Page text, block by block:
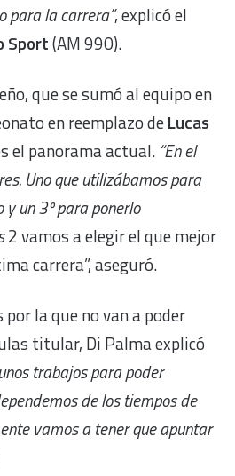
para la carrera”, explicó el
Sport(AM 990).
que se sumó al equipo en
en reemplazo deLucas
el panorama actual. “En el
Uno que utilizábamos para
un 3º para ponerlo
2 vamos a elegir el que mejor
carrera”, aseguró.
por la que no van a poder
titular, Di Palma explicó
trabajos para poder
de los tiempos de
vamos a tener que apuntar